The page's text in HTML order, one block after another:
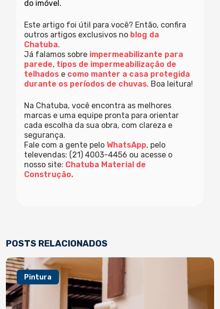
do imóvel.
Este artigo foi útil para você? Então, confira
outros artigos exclusivos no blog da
Chatuba.
Já falamos sobre impermeabilizante para
parede, tipos de impermeabilização de
telhados e como manter a casa protegida
durante os períodos de chuvas. Boa leitura!
Na Chatuba, você encontra as melhores
marcas e uma equipe pronta para orientar
cada escolha da sua obra, com clareza e
segurança.
Fale com a gente pelo WhatsApp, pelo
televendas: (21) 4003-4456 ou acesse o
nosso site: Chatuba Material de
Construção.
POSTS RELACIONADOS
Pintura